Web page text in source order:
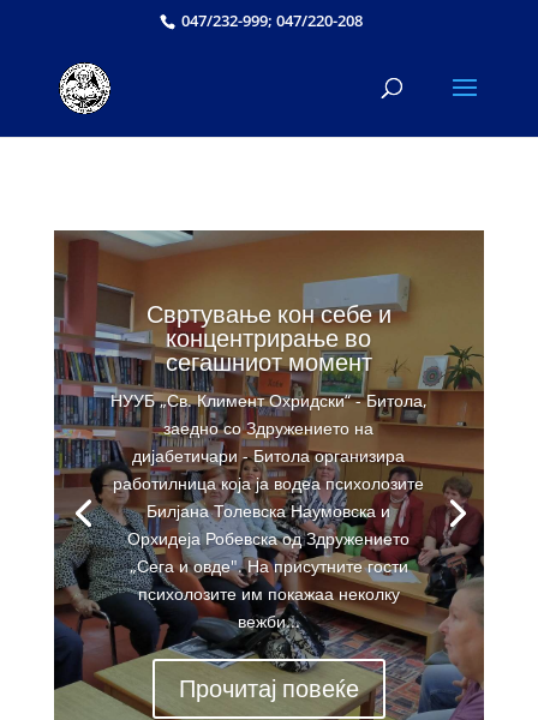
047/232-999; 047/220-208
Свртување кон себе и
концентрирање во
сегашниот момент
НУУБ „Св. Климент Охридски“ - Битола,
заедно со Здружението на
дијабетичари - Битола организира
работилница која ја водеа психолозите
Билјана Толевска Наумовска и
Орхидеја Робевска од Здружението
„Сега и овде". На присутните гости
психолозите им покажаа неколку
вежби...
Прочитај повеќе